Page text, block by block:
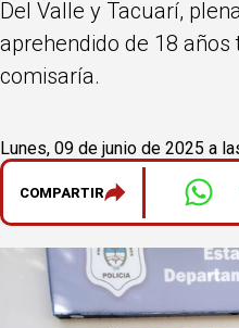
Del Valle y Tacuarí,
aprehendido de 18 años
comisaría.
Lunes, 09 de junio de 2025 a
COMPARTIR